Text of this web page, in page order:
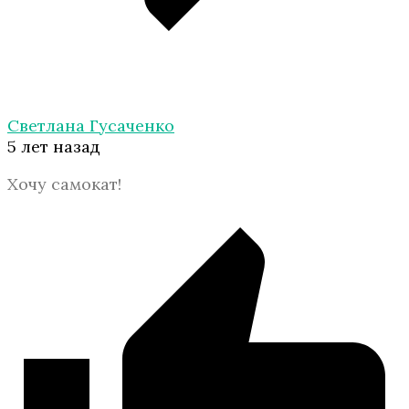
Светлана Гусаченко
5 лет назад
Хочу самокат!